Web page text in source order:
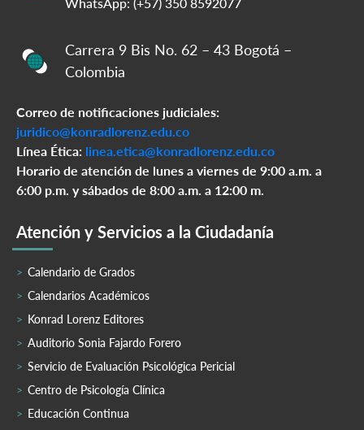
Carrera 9 Bis No. 62 – 43 Bogotá –
Colombia
Correo de notificaciones judiciales:
juridico@konradlorenz.edu.co
Línea Ética: linea.etica@konradlorenz.edu.co
Horario de atención de lunes a viernes de 9:00 a.m. a
6:00 p.m. y sábados de 8:00 a.m. a 12:00 m.
Atención y Servicios a la Ciudadanía
Calendario de Grados
Calendarios Académicos
Konrad Lorenz Editores
Auditorio Sonia Fajardo Forero
Servicio de Evaluación Psicológica Pericial
Centro de Psicología Clínica
Educación Continua